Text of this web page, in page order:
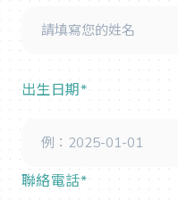
出生日期*
聯絡電話*